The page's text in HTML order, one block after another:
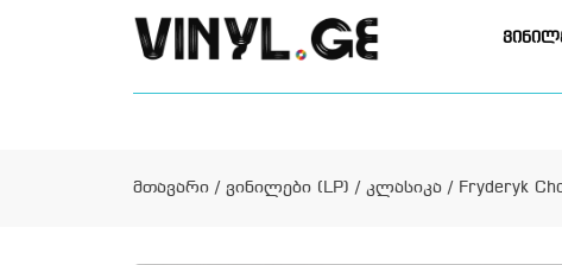
მთავარი / ვინილები (LP) / კლასიკა / Fryderyk